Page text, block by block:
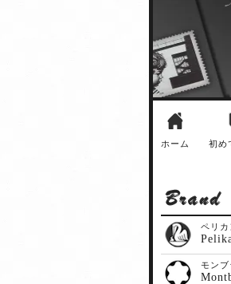
ホーム 初め
ペリカ
モンブ